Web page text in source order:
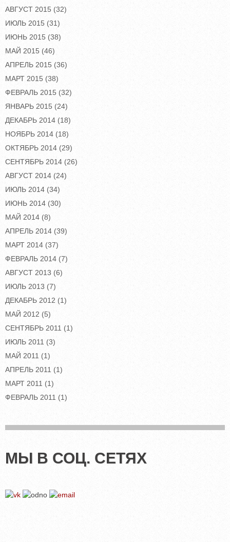
АВГУСТ 2015 (32)
ИЮЛЬ 2015 (31)
ИЮНЬ 2015 (38)
МАЙ 2015 (46)
АПРЕЛЬ 2015 (36)
МАРТ 2015 (38)
ФЕВРАЛЬ 2015 (32)
ЯНВАРЬ 2015 (24)
ДЕКАБРЬ 2014 (18)
НОЯБРЬ 2014 (18)
ОКТЯБРЬ 2014 (29)
СЕНТЯБРЬ 2014 (26)
АВГУСТ 2014 (24)
ИЮЛЬ 2014 (34)
ИЮНЬ 2014 (30)
МАЙ 2014 (8)
АПРЕЛЬ 2014 (39)
МАРТ 2014 (37)
ФЕВРАЛЬ 2014 (7)
АВГУСТ 2013 (6)
ИЮЛЬ 2013 (7)
ДЕКАБРЬ 2012 (1)
МАЙ 2012 (5)
СЕНТЯБРЬ 2011 (1)
ИЮЛЬ 2011 (3)
МАЙ 2011 (1)
АПРЕЛЬ 2011 (1)
МАРТ 2011 (1)
ФЕВРАЛЬ 2011 (1)
МЫ В СОЦ. СЕТЯХ